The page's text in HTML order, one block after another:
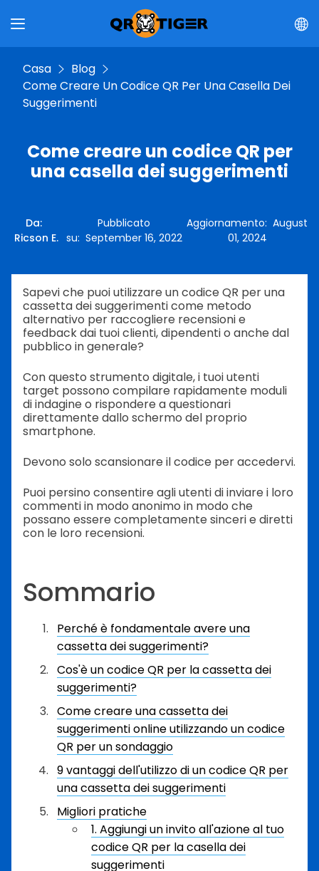
Casa
Blog
Come Creare Un Codice QR Per Una Casella Dei
Suggerimenti
Come creare un codice QR per
una casella dei suggerimenti
Da:
Ricson E.
Pubblicato
su: September 16, 2022
Aggiornamento: August
01, 2024
Sapevi che puoi utilizzare un codice QR per una
cassetta dei suggerimenti come metodo
alternativo per raccogliere recensioni e
feedback dai tuoi clienti, dipendenti o anche dal
pubblico in generale?
Con questo strumento digitale, i tuoi utenti
target possono compilare rapidamente moduli
di indagine o rispondere a questionari
direttamente dallo schermo del proprio
smartphone.
Devono solo scansionare il codice per accedervi.
Puoi persino consentire agli utenti di inviare i loro
commenti in modo anonimo in modo che
possano essere completamente sinceri e diretti
con le loro recensioni.
Sommario
Perché è fondamentale avere una
cassetta dei suggerimenti?
Cos'è un codice QR per la cassetta dei
suggerimenti?
Come creare una cassetta dei
suggerimenti online utilizzando un codice
QR per un sondaggio
9 vantaggi dell'utilizzo di un codice QR per
una cassetta dei suggerimenti
Migliori pratiche
1. Aggiungi un invito all'azione al tuo
codice QR per la casella dei
suggerimenti